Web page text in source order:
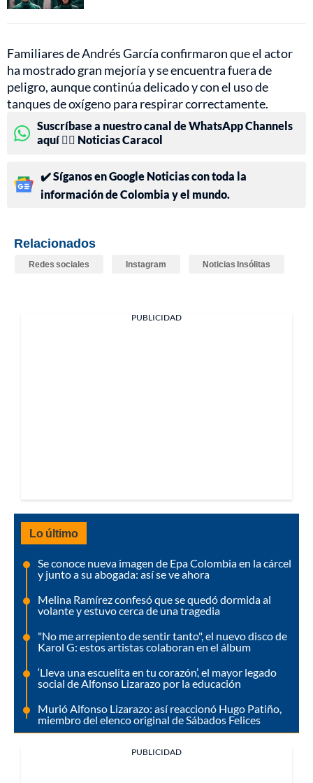
Familiares de Andrés García confirmaron que el actor
ha mostrado gran mejoría y se encuentra fuera de
peligro, aunque continúa delicado y con el uso de
tanques de oxígeno para respirar correctamente.
Suscríbase a nuestro canal de WhatsApp Channels
aquí 👉🏻 Noticias Caracol
✔️ Síganos en Google Noticias con toda la
información de Colombia y el mundo.
Relacionados
Redes sociales Instagram Noticias Insólitas
PUBLICIDAD
Lo último
Se conoce nueva imagen de Epa Colombia en la cárcel
y junto a su abogada: así se ve ahora
Melina Ramírez confesó que se quedó dormida al
volante y estuvo cerca de una tragedia
"No me arrepiento de sentir tanto", el nuevo disco de
Karol G: estos artistas colaboran en el álbum
‘Lleva una escuelita en tu corazón’, el mayor legado
social de Alfonso Lizarazo por la educación
Murió Alfonso Lizarazo: así reaccionó Hugo Patiño,
miembro del elenco original de Sábados Felices
PUBLICIDAD